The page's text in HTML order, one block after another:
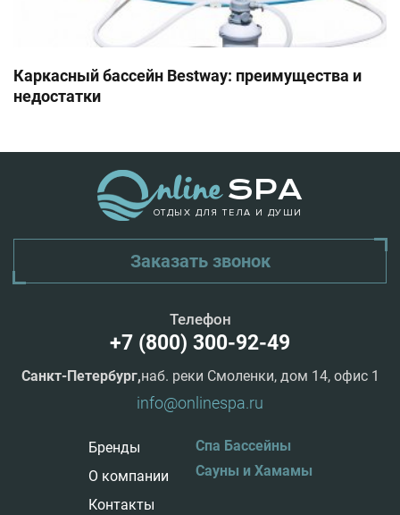
Каркасный бассейн Bestway: преимущества и
недостатки
ОТДЫХ ДЛЯ ТЕЛА И ДУШИ
Заказать звонок
Бренды
О компании
Контакты
Спа Бассейны
Сауны и Хамамы
Телефон
+7 (800) 300-92-49
Санкт-Петербург,наб. реки Смоленки, дом 14, офис 1
info@onlinespa.ru